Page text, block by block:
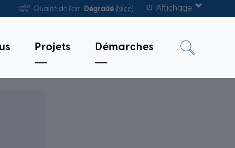
Qualité de l'air : Dégradé (Nice) Affichage
Projets Démarches